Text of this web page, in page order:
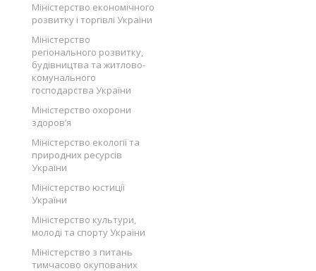
Міністерство економічного
розвитку і торгівлі України
Міністерство
регіонального розвитку,
будівництва та житлово-
комунального
господарства України
Міністерство охорони
здоров’я
Міністерство екології та
природних ресурсів
України
Міністерство юстиції
України
Міністерство культури,
молоді та спорту України
Міністерство з питань
тимчасово окупованих